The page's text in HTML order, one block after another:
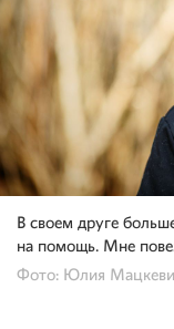
В своем друге
на помощь. Мне
Фото: Юлия